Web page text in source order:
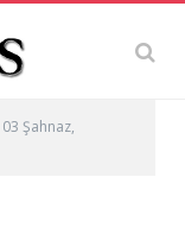
03 Şahnaz,